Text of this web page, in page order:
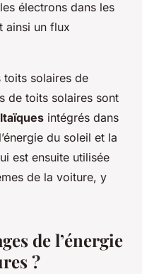
électrons dans les
ainsi un flux
toits solaires de
de toits solaires sont
intégrés dans
du soleil et la
est ensuite utilisée
de la voiture, y
de l’énergie
?